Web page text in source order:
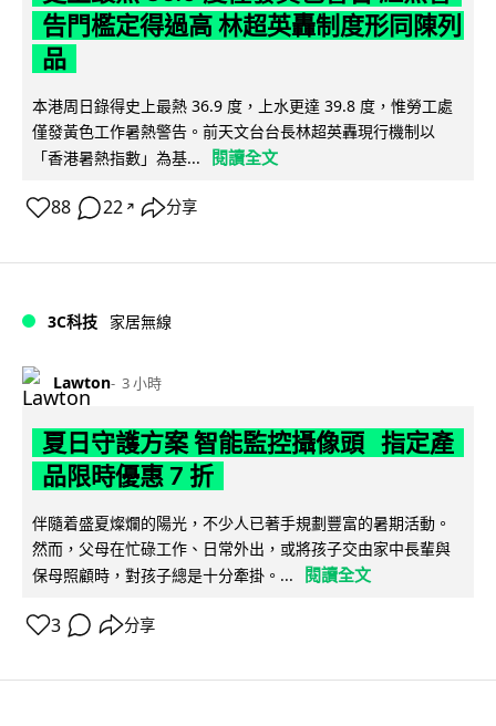
告門檻定得過高 林超英轟制度形同陳列
品
本港周日錄得史上最熱 36.9 度，上水更達 39.8 度，惟勞工處
僅發黃色工作暑熱警告。前天文台台長林超英轟現行機制以
「香港暑熱指數」為基...
閱讀全文
88 22 ↗ 分享
3C科技 家居無線
Lawton 3 小時
夏日守護方案 智能監控攝像頭 指定產
品限時優惠 7 折
伴隨着盛夏燦爛的陽光，不少人已著手規劃豐富的暑期活動。
然而，父母在忙碌工作、日常外出，或將孩子交由家中長輩與
保母照顧時，對孩子總是十分牽掛。...
閱讀全文
3 分享